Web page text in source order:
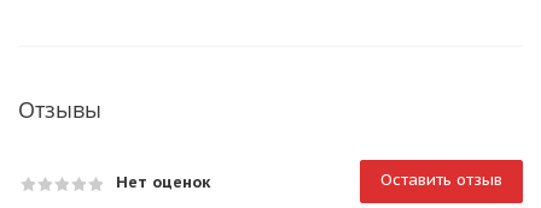
Отзывы
Нет оценок Оставить отзыв